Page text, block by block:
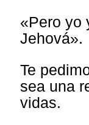
«Pero yo
Jehová».
Te
sea una
vidas.